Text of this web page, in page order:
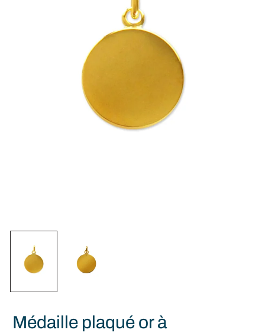
Médaille plaqué or à